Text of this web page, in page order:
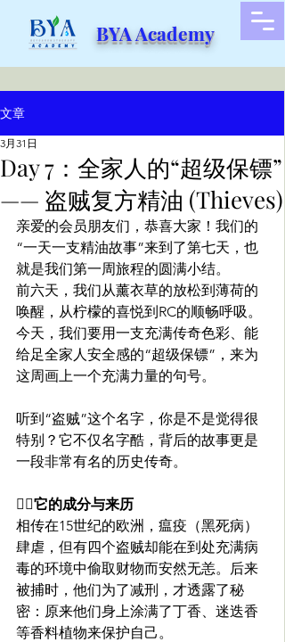
BYA Academy
文章
Day 7：全家人的“超级保镖”
—— 盗贼复方精油 (Thieves)
3月31日
亲爱的会员朋友们，恭喜大家！我们的
“一天一支精油故事”来到了第七天，也
就是我们第一周旅程的圆满小结。
前六天，我们从薰衣草的放松到薄荷的
唤醒，从柠檬的喜悦到RC的顺畅呼吸。
今天，我们要用一支充满传奇色彩、能
给足全家人安全感的“超级保镖”，来为
这周画上一个充满力量的句号。
听到“盗贼”这个名字，你是不是觉得很
特别？它不仅名字酷，背后的故事更是
一段非常有名的历史传奇。
🧚‍♀️它的成分与来历
相传在15世纪的欧洲，瘟疫（黑死病）
肆虐，但有四个盗贼却能在到处充满病
毒的环境中偷取财物而安然无恙。后来
被捕时，他们为了减刑，才透露了秘
密：原来他们身上涂满了丁香、迷迭香
等香料植物来保护自己。